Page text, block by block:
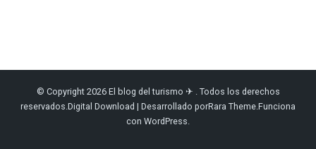
© Copyright 2026 El blog del turismo ✈ . Todos los derechos
reservados.Digital Download | Desarrollado porRara Theme.Funciona
con WordPress.